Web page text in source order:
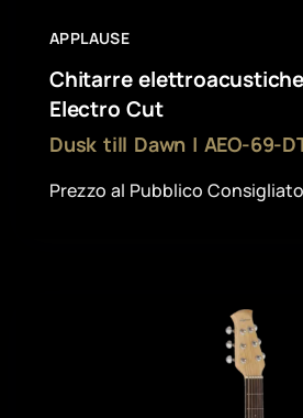
APPLAUSE
Chitarre
Electro Cut
Dusk till Dawn | AEO-69-
Prezzo al Pubblico